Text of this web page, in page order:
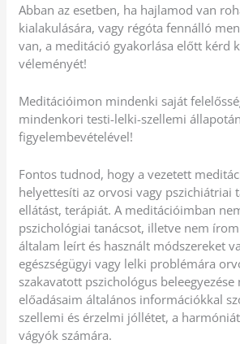
Abban az esetben, ha hajlamod van
kialakulására, vagy régóta fennálló
van, a meditáció gyakorlása előtt kérd
véleményét!
Meditációimon mindenki saját
mindenkori testi-lelki-szellemi
figyelembevételével!
Fontos tudnod, hogy a vezetett
helyettesíti az orvosi vagy pszichiátriai
ellátást, terápiát. A meditációimban
pszichológiai tanácsot, illetve nem
általam leírt és használt módszereket
egészségügyi vagy lelki problémára
szakavatott pszichológus
előadásaim általános információkkal
szellemi és érzelmi jóllétet, a
vágyók számára.